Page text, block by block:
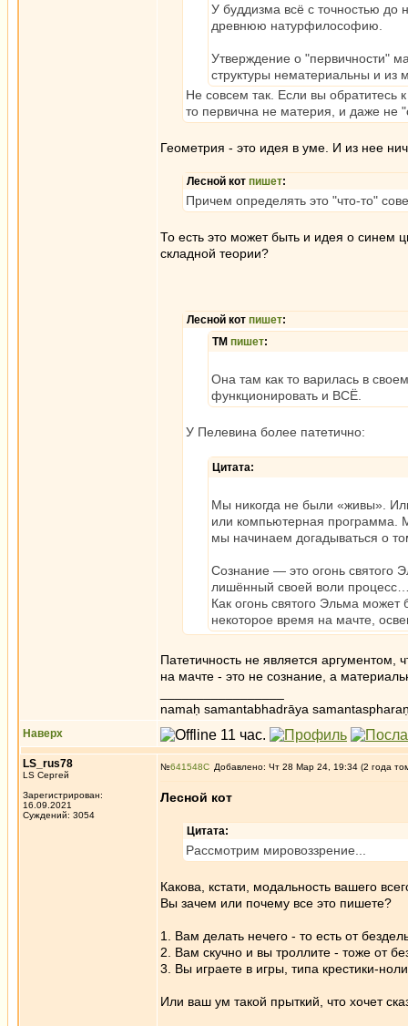
У буддизма всё с точностью до
древнюю натурфилософию.
Утверждение о "первичности"
структуры нематериальны и из
Не совсем так. Если вы
то первична не материя, и даже не
Геометрия - это идея в уме. И из нее
Лесной кот пишет:
Причем определять это "что-то"
То есть это может быть и идея о синем
складной теории?
Лесной кот пишет:
ТМ пишет:
Она там как то варилась в
функционировать и ВСЁ.
У Пелевина более патетично:
Цитата:
Мы никогда не были «живы».
или компьютерная программа.
мы начинаем догадываться о
Сознание — это огонь святого
лишённый своей воли
Как огонь святого Эльма
некоторое время на мачте,
Патетичность не является аргументом,
на мачте - это не сознание, а
namaḥ samantabhadrāya
Наверх
LS_rus78
LS Сергей
Зарегистрирован:
16.09.2021
Суждений: 3054
№641548 Добавлено: Чт 28 Мар 24, 19:34 (2 года
Лесной кот
Цитата:
Рассмотрим мировоззрение...
Какова, кстати, модальность вашего
Вы зачем или почему все это пишете?
1. Вам делать нечего - то есть от
2. Вам скучно и вы троллите - тоже от
3. Вы играете в игры, типа крестики-
Или ваш ум такой прыткий, что хочет